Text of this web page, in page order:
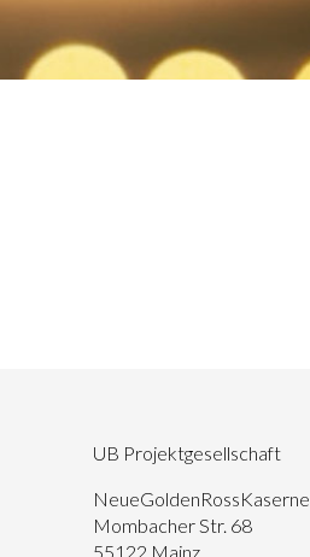
UB Projektgesellschaft
NeueGoldenRossKaserne
Mombacher Str. 68
55122 Mainz